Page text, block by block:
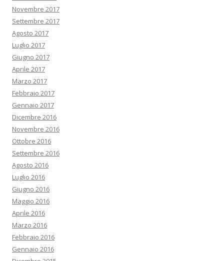
Novembre 2017
Settembre 2017
Agosto 2017
Luglio 2017
Giugno 2017
Aprile 2017
Marzo 2017
Febbraio 2017
Gennaio 2017
Dicembre 2016
Novembre 2016
Ottobre 2016
Settembre 2016
Agosto 2016
Luglio 2016
Giugno 2016
Maggio 2016
Aprile 2016
Marzo 2016
Febbraio 2016
Gennaio 2016